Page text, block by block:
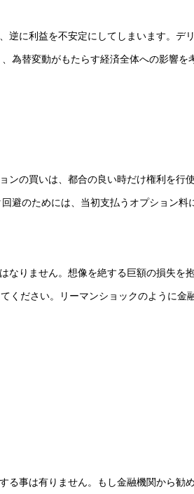
逆に利益を不安定にしてしまいます。デ
為替変動がもたらす経済全体への影響を
ンの買いは、都合の良い時だけ権利を行
避のためには、当初支払うオプション料
なりません。想像を絶する巨額の損失を
ください。リーマンショックのように金
る事は有りません。もし金融機関から勧